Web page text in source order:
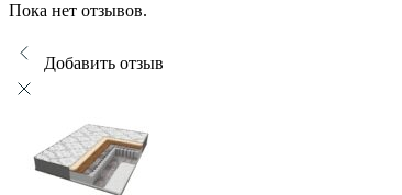
Пока нет отзывов.
Добавить отзыв